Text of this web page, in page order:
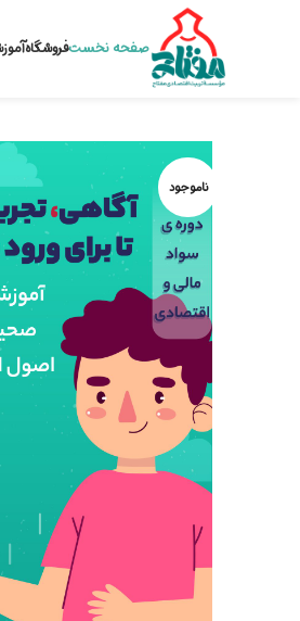
صفحه نخستفروشگاه
ناموجود